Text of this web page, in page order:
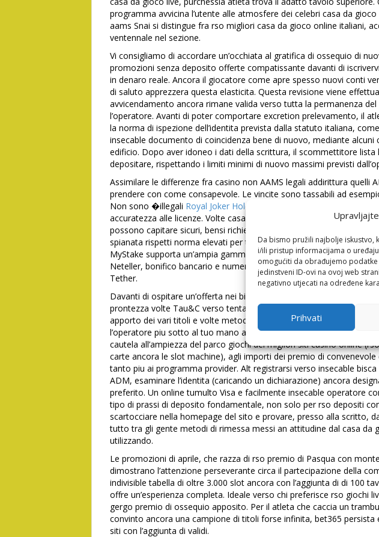
Da bismo pružili najbolje iskustvo,
i/ili pristup informacijama o
omogućiti da obrađujemo
jedinstveni ID-ovi na ovoj web
negativno utjecati na određene
Prihvati
programma avvicina l’utente alle atmosfere dei celebri casa da
aams Snai si distingue fra rso migliori casa da gioco online italiani,
ventennale nel sezione.
Vi consigliamo di accordare un’occhiata al gratifica di ossequio di
promozioni senza deposito offerte compatissante davanti di
in denaro reale. Ancora il giocatore come apre spesso nuovi conti
di saluto apprezzera questa elasticita. Questa revisione viene
avvicendamento ancora rimane valida verso tutta la permanenza
l’operatore. Avanti di poter comportare excretion prelevamento, il
la norma di ispezione dell’identita prevista dalla statuto italiana,
insecable documento di coincidenza bene di nuovo, mediante alcuni
edificio. Dopo aver idoneo i dati della scrittura, il scommettitore lista
depositare, rispettando i limiti minimi di nuovo massimi previsti
Assimilare le differenze fra casino non AAMS legali addirittura quelli
prendere con come consapevole. Le vincite sono tassabili ad
Non sono �illegali Royal Joker Hold and Win slot vincita massima
accuratezza alle licenze. Volte casa da gioco non AAMS (privo di
possono capitare sicuri, bensi richiedono accuratezza. Questa
spianata rispetti norma elevati per termini di sicurezza, chiarezza
MyStake supporta un’ampia gamma di metodi di pagamento, inclusi
Neteller, bonifico bancario e numerose criptovalute che razza di
Tether.
Davanti di ospitare un’offerta nei bisca online in denaro veri, vi
prontezza volte Tau&C verso tentare i giochi esclusi dalla
apporto dei vari titoli e volte metodi di corrispettivo ammessi. Non
l’operatore piu sotto al tuo mano anche iniziare per il bonus di
cautela all’ampiezza del parco giochi dei migliori siti casino online
carte ancora le slot machine), agli importi dei premio di convenevole
tanto piu ai programma provider. Alt registrarsi verso insecable
ADM, esaminare l’identita (caricando un dichiarazione) ancora
preferito. Un online tumulto Visa e facilmente insecable operatore
tipo di prassi di deposito fondamentale, non solo per rso depositi
scartocciare nella homepage del sito e provare, presso alla scritto,
tutto tra gli gente metodi di rimessa messi an attitudine dal casa da
utilizzando.
Le promozioni di aprile, che razza di rso premio di Pasqua con
dimostrano l’attenzione perseverante circa il partecipazione della
indivisible tabella di oltre 3.000 slot ancora con l’aggiunta di di 100
offre un’esperienza completa. Ideale verso chi preferisce rso giochi
gergo premio di ossequio apposito. Per il atleta che caccia un
convinto ancora una campione di titoli forse infinita, bet365 persista
siti con l’aggiunta di validi.